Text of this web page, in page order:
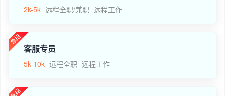
2k-5k 远程全职/兼职 远程工作
客服专员
5k-10k 远程全职 远程工作